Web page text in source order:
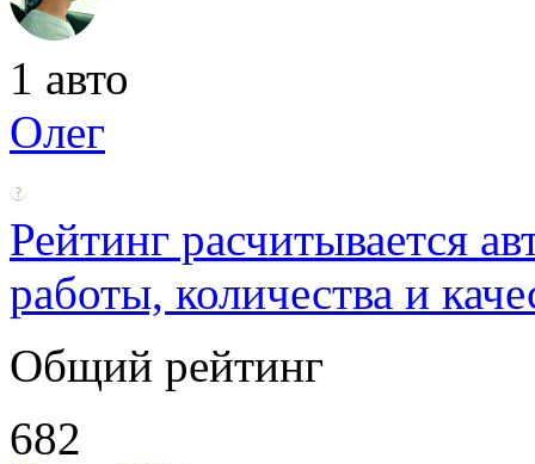
1 авто
Олег
Рейтинг расчитывается
работы, количества и
Общий рейтинг
682